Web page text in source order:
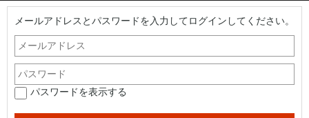
メールアドレスとパスワードを入力してログインしてください。
パスワードを表示する